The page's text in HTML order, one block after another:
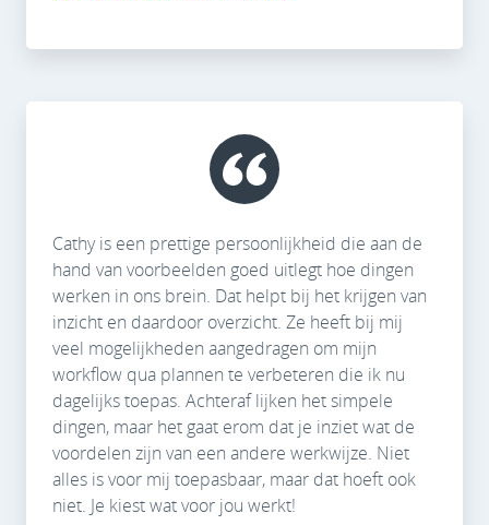
Cathy is een prettige persoonlijkheid die aan de
hand van voorbeelden goed uitlegt hoe dingen
werken in ons brein. Dat helpt bij het krijgen van
inzicht en daardoor overzicht. Ze heeft bij mij
veel mogelijkheden aangedragen om mijn
workflow qua plannen te verbeteren die ik nu
dagelijks toepas. Achteraf lijken het simpele
dingen, maar het gaat erom dat je inziet wat de
voordelen zijn van een andere werkwijze. Niet
alles is voor mij toepasbaar, maar dat hoeft ook
niet. Je kiest wat voor jou werkt!